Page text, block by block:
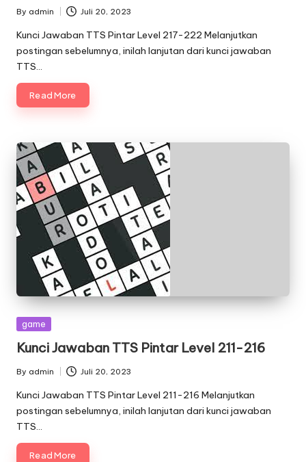
Posted
by
By admin Juli 20, 2023
Kunci Jawaban TTS Pintar Level 217-222 Melanjutkan
postingan sebelumnya, inilah lanjutan dari kunci jawaban
TTS…
Read More
Posted
game
Kunci Jawaban TTS Pintar Level 211-216
Posted
by
By admin Juli 20, 2023
Kunci Jawaban TTS Pintar Level 211-216 Melanjutkan
postingan sebelumnya, inilah lanjutan dari kunci jawaban
TTS…
Read More